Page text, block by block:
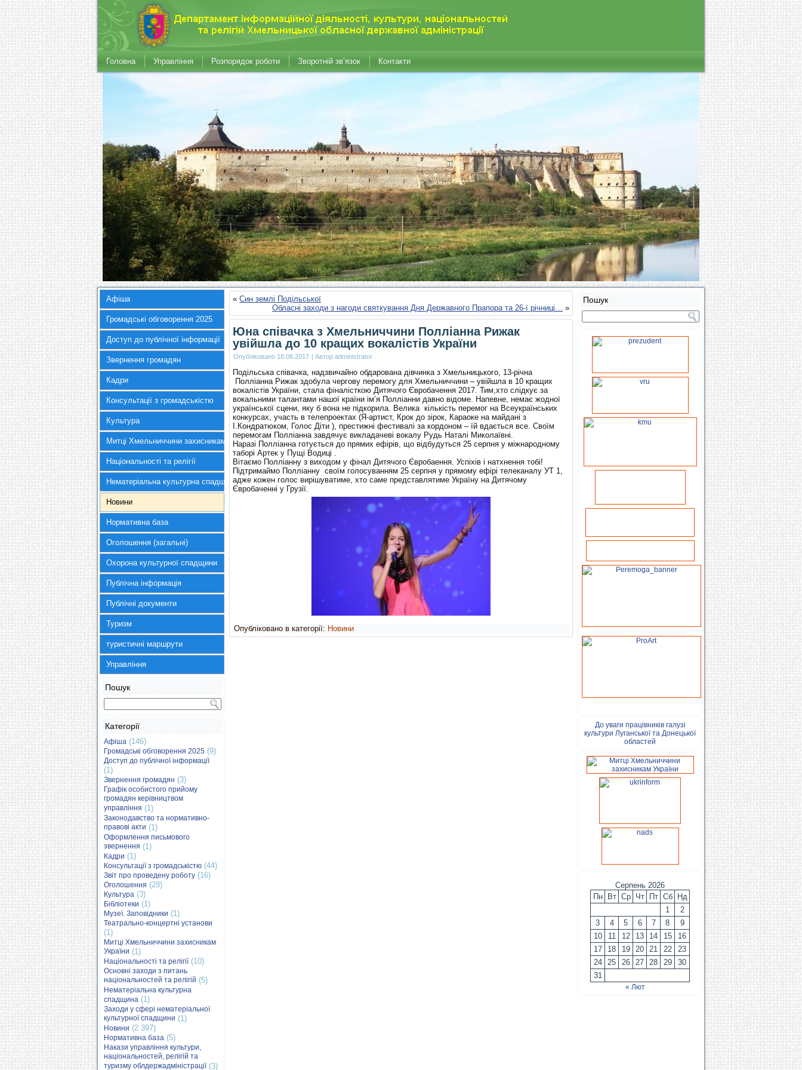
Головна Управління Розпорядок роботи Зворотній зв’язок Контакти
Афіша
Громадські обговорення 2025
Доступ до публічної інформації
Звернення громадян
Кадри
Консультації з громадськістю
Культура
Митці Хмельниччини захисникам України
Національності та релігії
Нематеріальна культурна спадщина
Новини
Нормативна база
Оголошення (загальні)
Охорона культурної спадщини
Публічна інформація
Публічні документи
Туризм
туристичні маршрути
Управління
Пошук
Категорії
Афіша (146)
Громадські обговорення 2025 (9)
Доступ до публічної інформації
(1)
Звернення громадян (3)
Графік особистого прийому
громадян керівництвом
управління (1)
Законодавство та нормативно-
правові акти (1)
Оформлення письмового
звернення (1)
Кадри (1)
Консультації з громадськістю (44)
Звіт про проведену роботу (16)
Оголошення (28)
Культура (3)
Бібліотеки (1)
Музеї. Заповідники (1)
Театрально-концертні установи
(1)
Митці Хмельниччини захисникам
України (1)
Національності та релігії(10)
Основні заходи з питань
національностей та релігій (5)
Нематеріальна культурна
спадщина (1)
Заходи у сфері нематеріальної
культурної спадщини (1)
Новини (2 397)
Нормативна база (5)
Накази управління культури,
національностей, релігій та
туризму облдержадміністрації(3)
« Син землі Подільської
Обласні заходи з нагоди святкування Дня Державного Прапора та 26-ї річниці… »
Юна співачка з Хмельниччини Полліанна Рижак
увійшла до 10 кращих вокалістів України
Опубліковано 18.08.2017 | Автор administrator
Подільська співачка, надзвичайно обдарована дівчинка з Хмельницького, 13-річна
Полліанна Рижак здобула чергову перемогу для Хмельниччини – увійшла в 10 кращих
вокалістів України, стала фіналісткою Дитячого Євробачення 2017. Тим,хто слідкує за
вокальними талантами нашої країни ім’я Полліанни давно відоме. Напевне, немає жодної
української сцени, яку б вона не підкорила. Велика кількість перемог на Всеукраїнських
конкурсах, участь в телепроектах (Я-артист, Крок до зірок, Караоке на майдані з
І.Кондратюком, Голос Діти ), престижні фестивалі за кордоном – їй вдається все. Своїм
перемогам Полліанна завдячує викладачеві вокалу Рудь Наталі Миколаївні.
Наразі Полліанна готується до прямих ефірів, що відбудуться 25 серпня у міжнародному
таборі Артек у Пущі Водиці .
Вітаємо Полліанну з виходом у фінал Дитячого Євробаення. Успіхів і натхнення тобі!
Підтримаймо Полліанну своїм голосуванням 25 серпня у прямому ефірі телеканалу УТ 1,
адже кожен голос вирішуватиме, хто саме представлятиме Україну на Дитячому
Євробаченні у Грузії.
Опубліковано в категорії: Новини
Пошук
До уваги працівників галузі
культури Луганської та Донецької
областей
Серпень 2026
Пн
Вт Ср Чт Пт Сб
Нд
1
2
3
4 5 6 7 8
9
10
11 12 13 14 15
16
17
18 19 20 21 22
23
24
25 26 27 28 29
30
31
« Лют